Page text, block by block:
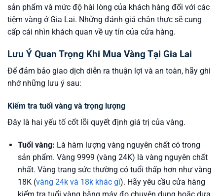
sản phẩm và mức độ hài lòng của khách hàng đối với các
tiệm vàng ở Gia Lai. Những đánh giá chân thực sẽ cung
cấp cái nhìn khách quan về uy tín của cửa hàng.
Lưu Ý Quan Trọng Khi Mua Vàng Tại Gia Lai
Để đảm bảo giao dịch diễn ra thuận lợi và an toàn, hãy ghi
nhớ những lưu ý sau:
Kiểm tra tuổi vàng và trọng lượng
Đây là hai yếu tố cốt lõi quyết định giá trị của vàng.
Tuổi vàng: Là hàm lượng vàng nguyên chất có trong
sản phẩm. Vàng 9999 (vàng 24K) là vàng nguyên chất
nhất. Vàng trang sức thường có tuổi thấp hơn như vàng
18K (vàng 24k và 18k khác gì). Hãy yêu cầu cửa hàng